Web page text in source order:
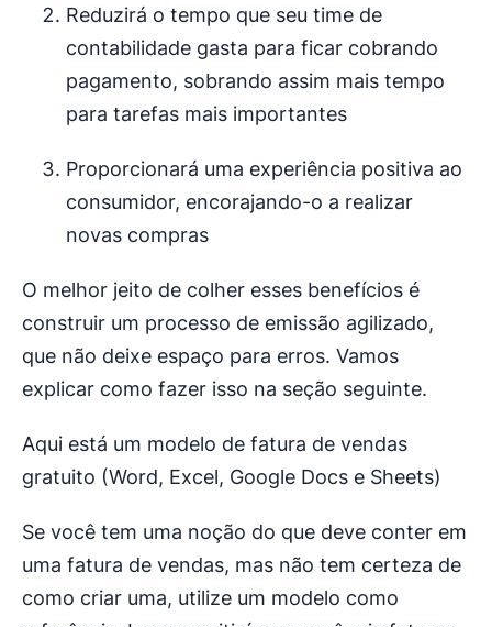
Reduzirá o tempo que seu time de
contabilidade gasta para ficar cobrando
pagamento, sobrando assim mais tempo
para tarefas mais importantes
Proporcionará uma experiência positiva ao
consumidor, encorajando-o a realizar
novas compras
O melhor jeito de colher esses benefícios é
construir um processo de emissão agilizado,
que não deixe espaço para erros. Vamos
explicar como fazer isso na seção seguinte.
Aqui está um modelo de fatura de vendas
gratuito (Word, Excel, Google Docs e Sheets)
Se você tem uma noção do que deve conter em
uma fatura de vendas, mas não tem certeza de
como criar uma, utilize um modelo como